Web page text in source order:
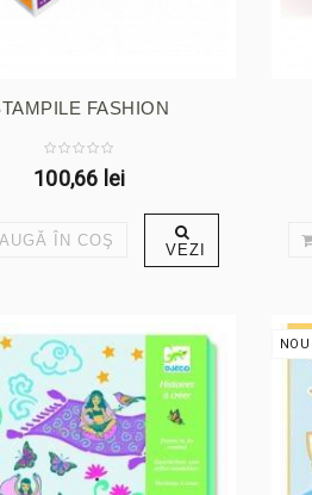
FASHION
100,66 lei
ÎN COŞ VEZI
NOU